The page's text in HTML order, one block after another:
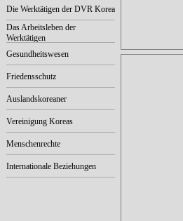
Die Werktätigen der DVR Korea
Das Arbeitsleben der
Werktätigen
Gesundheitswesen
Friedensschutz
Auslandskoreaner
Vereinigung Koreas
Menschenrechte
Internationale Beziehungen